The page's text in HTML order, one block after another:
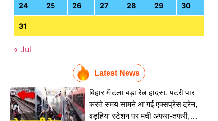
24 25 26 27 28 29 30
31
« Jul
Latest News
बिहार में टला बड़ा रेल हादसा, पटरी पार
करते समय सामने आ गई एक्सप्रेस ट्रेन,
बड़हिया स्टेशन पर मची अफरा-तफरी,